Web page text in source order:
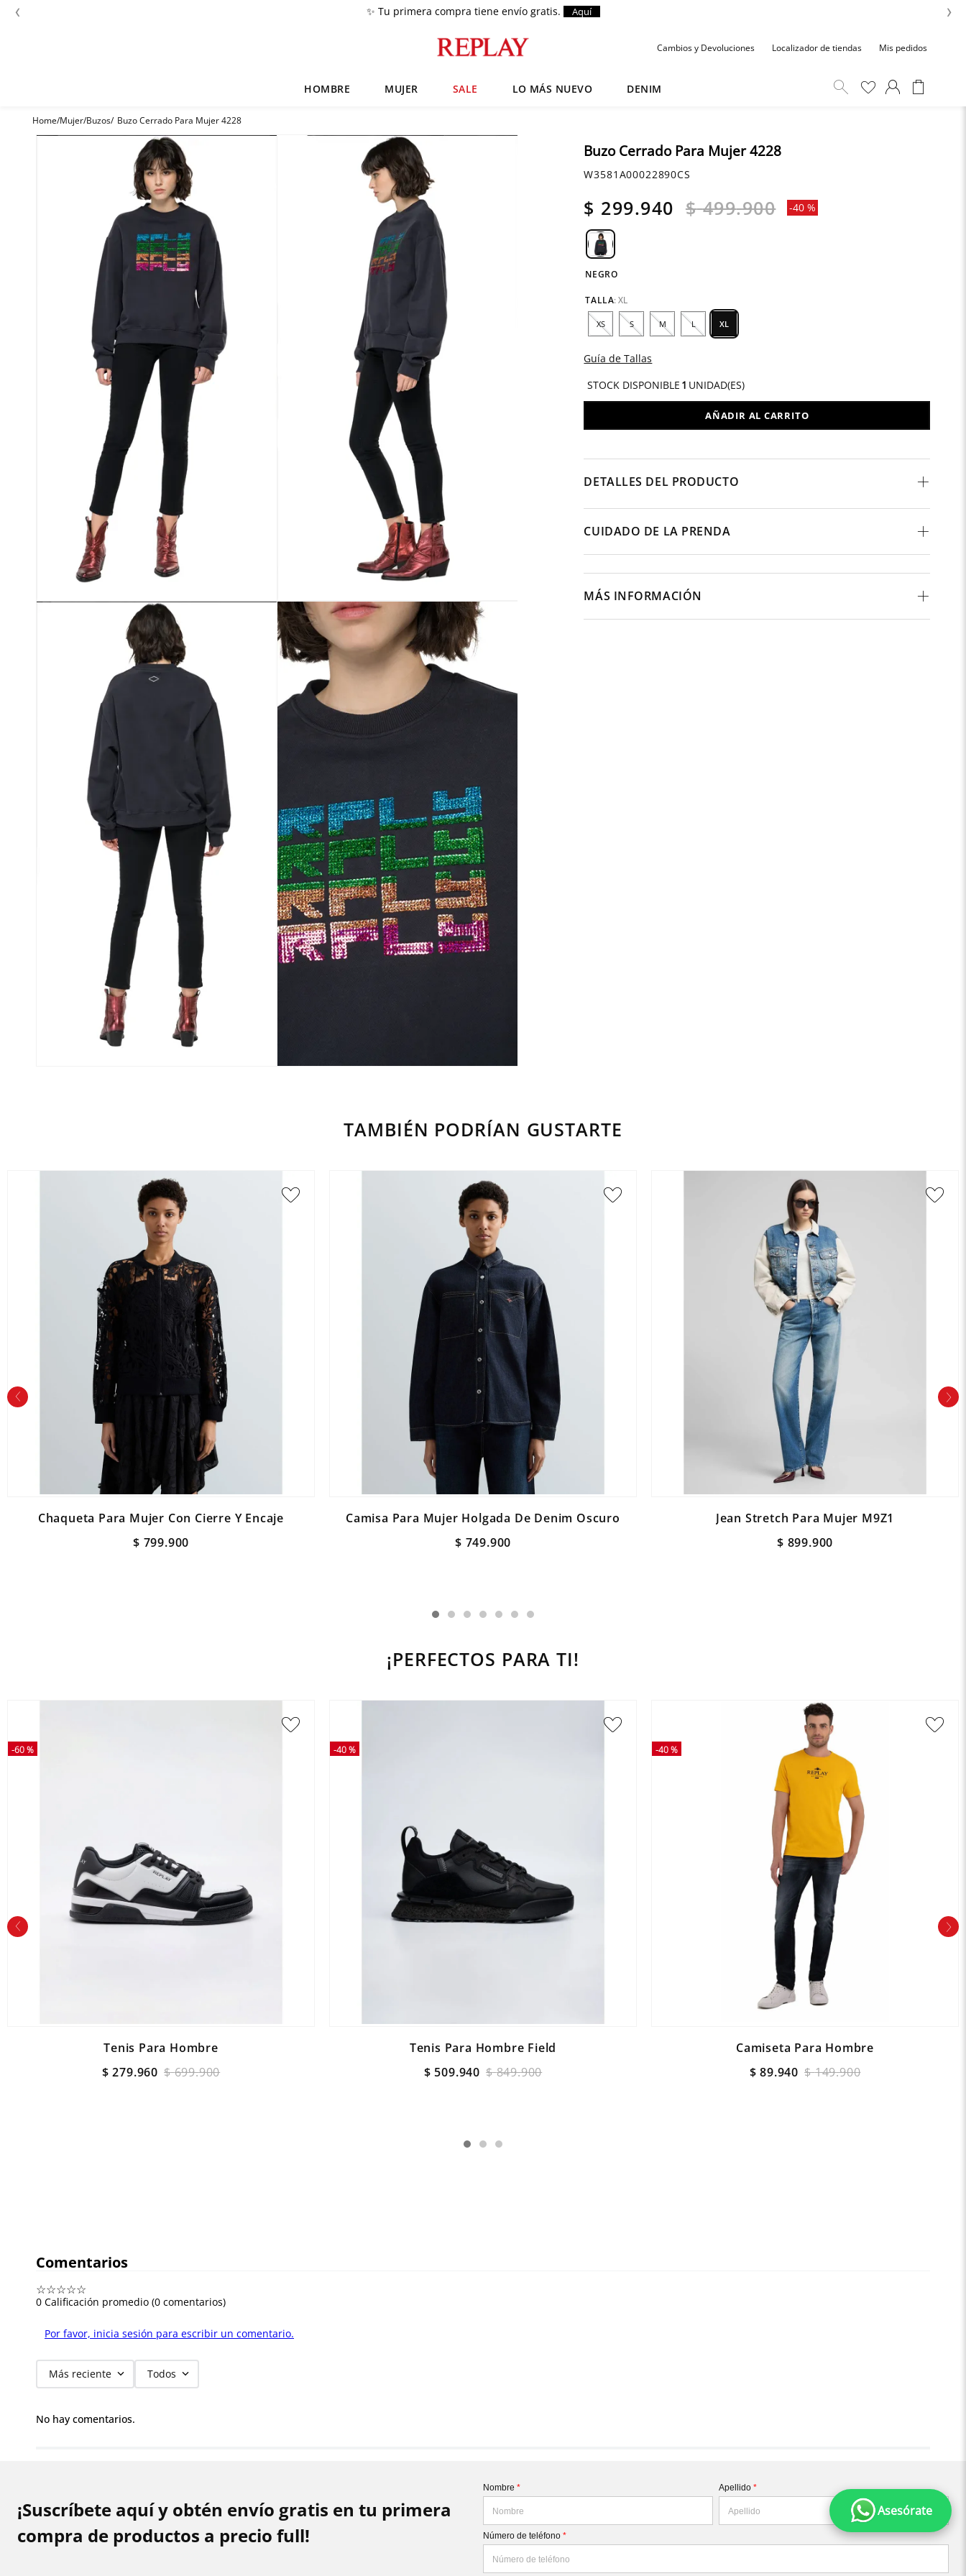
‹ ✨ Tu primera compra tiene envío gratis. Aquí ›
Cambios y Devoluciones Localizador de tiendas Mis pedidos
HOMBRE MUJER SALE LO MÁS NUEVO DENIM
Mujer Buzos Buzo Cerrado Para Mujer 4228
Buzo Cerrado Para Mujer 4228
W3581A00022890CS
$ 299.940 $ 499.900 -40 %
NEGRO
TALLA: XL
XS S M L XL
Guía de Tallas
STOCK DISPONIBLE 1 UNIDAD(ES)
AÑADIR AL CARRITO
DETALLES DEL PRODUCTO
CUIDADO DE LA PRENDA
MÁS INFORMACIÓN
TAMBIÉN PODRÍAN GUSTARTE
Chaqueta Para Mujer Con Cierre Y Encaje
$ 799.900
Camisa Para Mujer Holgada De Denim Oscuro
$ 749.900
Jean Stretch Para Mujer M9Z1
$ 899.900
¡PERFECTOS PARA TI!
-60 %
Tenis Para Hombre
$ 699.900
$ 279.960
-40 %
Tenis Para Hombre Field
$ 849.900
$ 509.940
-40 %
Camiseta Para Hombre
$ 149.900
$ 89.940
Comentarios
☆☆☆☆☆
0 Calificación promedio (0 comentarios)
Por favor, inicia sesión para escribir un comentario.
Más reciente Todos
No hay comentarios.
¡Suscríbete aquí y obtén envío gratis en tu primera
compra de productos a precio full!
Nombre * Apellido *
Número de teléfono *
Zapatos
2. Anbass
3. Chaquetas
4 Cargo
5. Sartoriale